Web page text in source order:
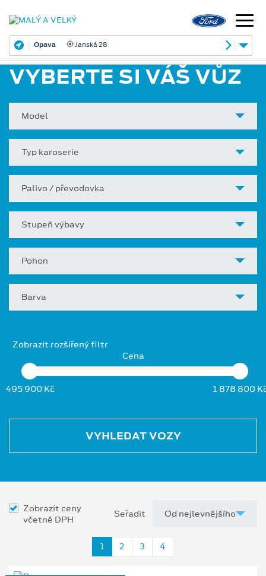
Opava Janská 28
VYBERTE SI VÁŠ VŮZ
Model
Typ karoserie
Palivo / převodovka
Stupeň výbavy
Pohon
Barva
Zobrazit rozšířený filtr
Cena
495 900 Kč 1 878 800
VYHLEDAT VOZY
Zobrazit ceny
včetně DPH
Seřadit
1 2 3 4